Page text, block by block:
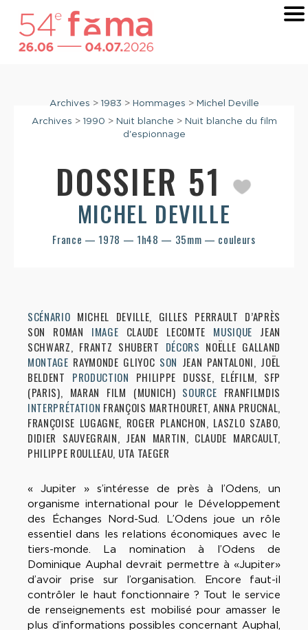
Archives > 1983 > Hommages > Michel Deville
Archives > 1990 > Nuit blanche > Nuit blanche du film
d'espionnage
DOSSIER 51
MICHEL DEVILLE
France — 1978 — 1h48 — 35mm — couleurs
SCÉNARIO MICHEL DEVILLE, GILLES PERRAULT D’APRÈS
SON ROMAN IMAGE CLAUDE LECOMTE MUSIQUE JEAN
SCHWARZ, FRANTZ SHUBERT DÉCORS NOËLLE GALLAND
MONTAGE RAYMONDE GLIYOC SON JEAN PANTALONI, JOËL
BELDENT PRODUCTION PHILIPPE DUSSE, ELÉFILM, SFP
(PARIS), MARAN FILM (MUNICH) SOURCE FRANFILMDIS
INTERPRÉTATION FRANÇOIS MARTHOURET, ANNA PRUCNAL,
FRANÇOISE LUGAGNE, ROGER PLANCHON, LASZLO SZABO,
DIDIER SAUVEGRAIN, JEAN MARTIN, CLAUDE MARCAULT,
PHILIPPE ROULLEAU, UTA TAEGER
« Jupiter » s’intéresse de près à l’Odens, un
organisme international pour le Développement
des Échanges Nord-Sud. L’Odens joue un rôle
essentiel dans les relations économiques avec le
tiers-monde. La nomination à l’Odens de
Dominique Auphal devrait permettre à «Jupiter»
d’avoir prise sur l’organisation. Encore faut-il
contrôler le haut fonctionnaire ? Tout le service
de renseignements est mobilisé pour amasser le
plus d’informations possibles concernant Auphal,